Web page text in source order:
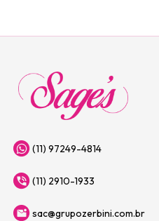
(11) 97249-4814
(11) 2910-1933
sac@grupozerbini.com.br